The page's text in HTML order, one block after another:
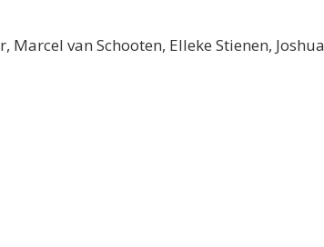
van Schooten, Elleke Stienen, Joshua